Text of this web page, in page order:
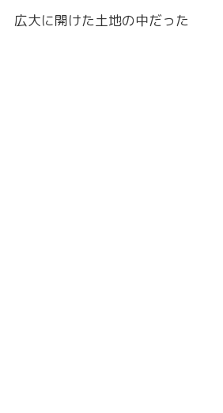
大に開けた土地の中だった